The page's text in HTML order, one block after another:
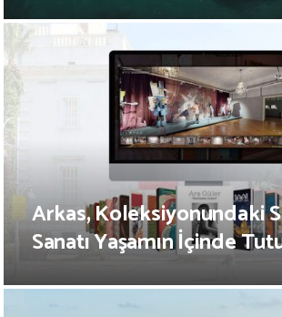
Arkas, Koleksiyonundaki
Sanatı Yaşamın İçinde